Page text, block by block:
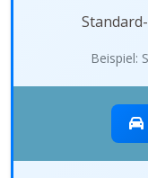
Beispiel: